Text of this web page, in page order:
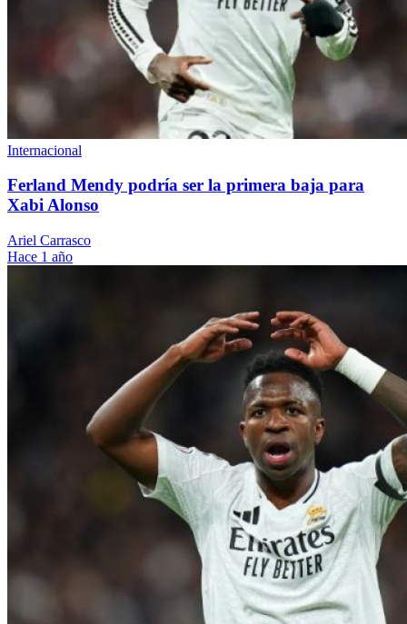
Internacional
Ferland Mendy podría ser la primera baja para
Xabi Alonso
Ariel Carrasco
Hace 1 año